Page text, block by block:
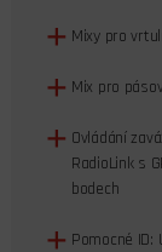
Mixy pro
Mix pro
Ovládání
RadioLink s
bodech
Pomocné